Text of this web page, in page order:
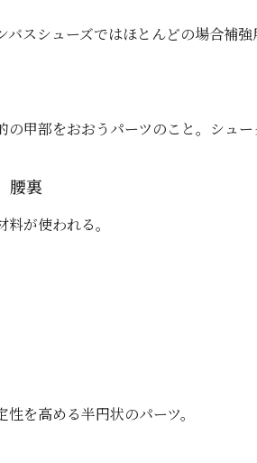
スシューズではほとんどの場合補強
甲部をおおうパーツのこと。 シュー
腰裏
が使われる。
を高める半円状のパーツ。